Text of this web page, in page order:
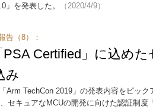
」を発表した。
（2020/4/9）
告（8）：
PSA Certified」に込め
み
Arm TechCon 2019」の発表内容をピッ
セキュアなMCUの開発に向けた認証制度